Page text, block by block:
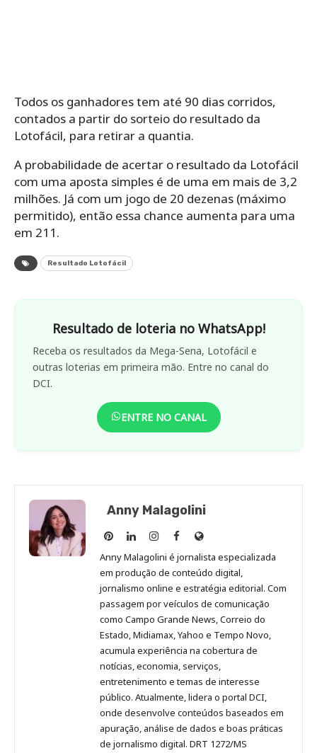
Todos os ganhadores tem até 90 dias corridos,
contados a partir do sorteio do resultado da
Lotofácil, para retirar a quantia.
A probabilidade de acertar o resultado da Lotofácil
com uma aposta simples é de uma em mais de 3,2
milhões. Já com um jogo de 20 dezenas (máximo
permitido), então essa chance aumenta para uma
em 211.
Resultado Lotofácil
Resultado de loteria no WhatsApp!
Receba os resultados da Mega-Sena, Lotofácil e
outras loterias em primeira mão. Entre no canal do
DCI.
ENTRE NO CANAL
Anny Malagolini
Anny
Malagolini
no
Pinterest
Anny
Malagolini
no
LinkedIn
Anny
Malagolini
no
Instagram
Anny
Malagolini
no
Facebook
Site
de
Anny
Malagolini
Anny Malagolini é jornalista especializada
em produção de conteúdo digital,
jornalismo online e estratégia editorial. Com
passagem por veículos de comunicação
como Campo Grande News, Correio do
Estado, Midiamax, Yahoo e Tempo Novo,
acumula experiência na cobertura de
notícias, economia, serviços,
entretenimento e temas de interesse
público. Atualmente, lidera o portal DCI,
onde desenvolve conteúdos baseados em
apuração, análise de dados e boas práticas
de jornalismo digital. DRT 1272/MS